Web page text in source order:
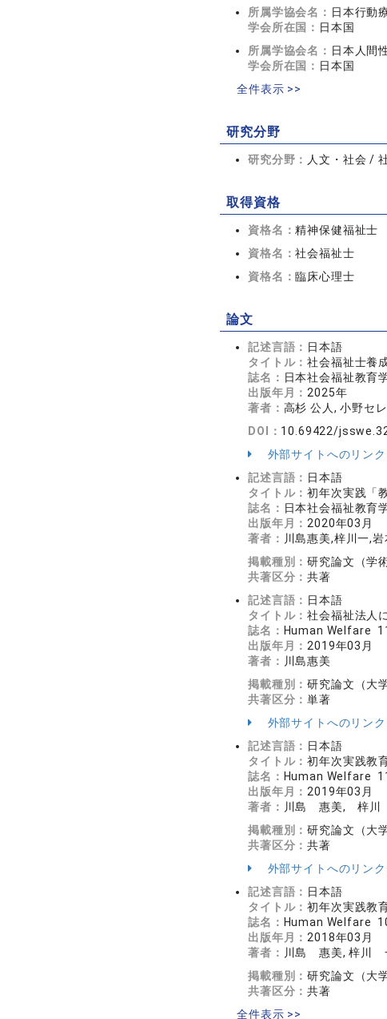
所属学協会名： 日本行動
学会所在国： 日本国
所属学協会名： 日本人間
学会所在国： 日本国
全件表示 >>
研究分野
研究分野： 人文・社会 /
取得資格
資格名：精神保健福祉士
資格名：社会福祉士
資格名：臨床心理士
論文
記述言語： 日本語
タイトル：社会福祉士養
誌名： 日本社会福祉教育
出版年月： 2025年
著者： 高杉 公人, 小野セ
DOI： 10.69422/
外部サイトへのリン
記述言語： 日本語
タイトル：初年次実践「
誌名： 日本社会福祉教育
出版年月： 2020年03月
著者： 川島惠美,梓川一,
掲載種別：研究論文（学
共著区分：共著
記述言語： 日本語
タイトル：社会福祉法人
誌名： Human Welfare
出版年月： 2019年03月
著者： 川島惠美
掲載種別：研究論文（大
共著区分：単著
外部サイトへのリン
記述言語： 日本語
タイトル：初年次実践教
誌名： Human Welfare
出版年月： 2019年03月
著者： 川島 惠美, 梓
掲載種別：研究論文（大
共著区分：共著
外部サイトへのリン
記述言語： 日本語
タイトル：初年次実践教
誌名： Human Welfare
出版年月： 2018年03月
著者： 川島 惠美, 梓川
掲載種別：研究論文（大
共著区分：共著
全件表示 >>